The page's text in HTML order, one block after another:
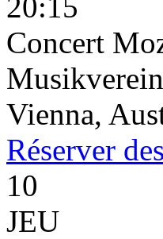
Concert
Vienna,
Réserver
10
JEU